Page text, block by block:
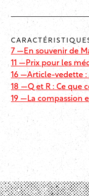
7 —En souvenir de
11 —Prix pour les
16 —Article-vedette :
18 —Q et R : Ce que
19 —La compassion